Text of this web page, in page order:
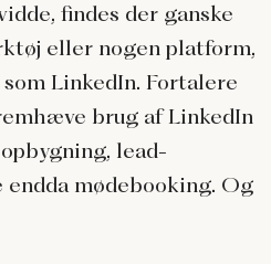
findes der ganske
eller nogen platform,
LinkedIn. Fortalere
brug af LinkedIn
lead-
endda mødebooking. Og